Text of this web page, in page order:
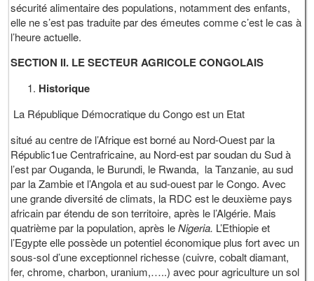
sécurité alimentaire des populations, notamment des enfants,
elle ne s’est pas traduite par des émeutes comme c’est le cas à
l’heure actuelle.
SECTION II. LE SECTEUR AGRICOLE CONGOLAIS
Historique
La République Démocratique du Congo est un Etat
situé au centre de l’Afrique est borné au Nord-Ouest par la
Républic1ue Centrafricaine, au Nord-est par soudan du Sud à
l’est par Ouganda, le Burundi, le Rwanda, la Tanzanie, au sud
par la Zambie et l’Angola et au sud-ouest par le Congo. Avec
une grande diversité de climats, la RDC est le deuxième pays
africain par étendu de son territoire, après le l’Algérie. Mais
quatrième par la population, après leNigeria. L’Ethiopie et
l’Egypte elle possède un potentiel économique plus fort avec un
sous-sol d’une exceptionnel richesse (cuivre, cobalt diamant,
fer, chrome, charbon, uranium,…..) avec pour agriculture un sol